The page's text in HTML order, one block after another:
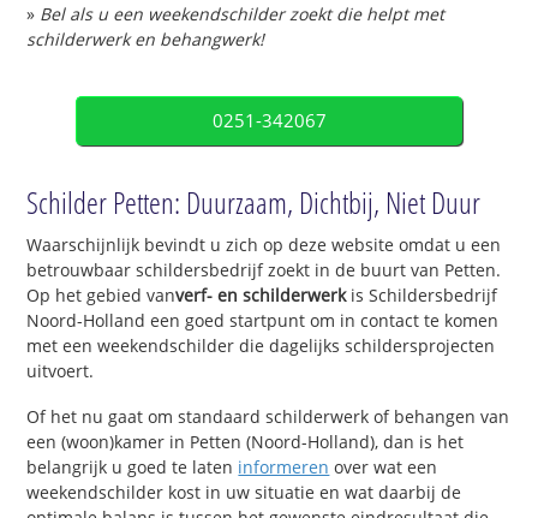
» Bel als u een weekendschilder zoekt die helpt met
schilderwerk en behangwerk!
0251-342067
Schilder Petten: Duurzaam, Dichtbij, Niet Duur
Waarschijnlijk bevindt u zich op deze website omdat u een
betrouwbaar schildersbedrijf zoekt in de buurt van Petten.
Op het gebied vanverf- en schilderwerkis Schildersbedrijf
Noord-Holland een goed startpunt om in contact te komen
met een weekendschilder die dagelijks schildersprojecten
uitvoert.
Of het nu gaat om standaard schilderwerk of behangen van
een (woon)kamer in Petten (Noord-Holland), dan is het
belangrijk u goed te laten informeren over wat een
weekendschilder kost in uw situatie en wat daarbij de